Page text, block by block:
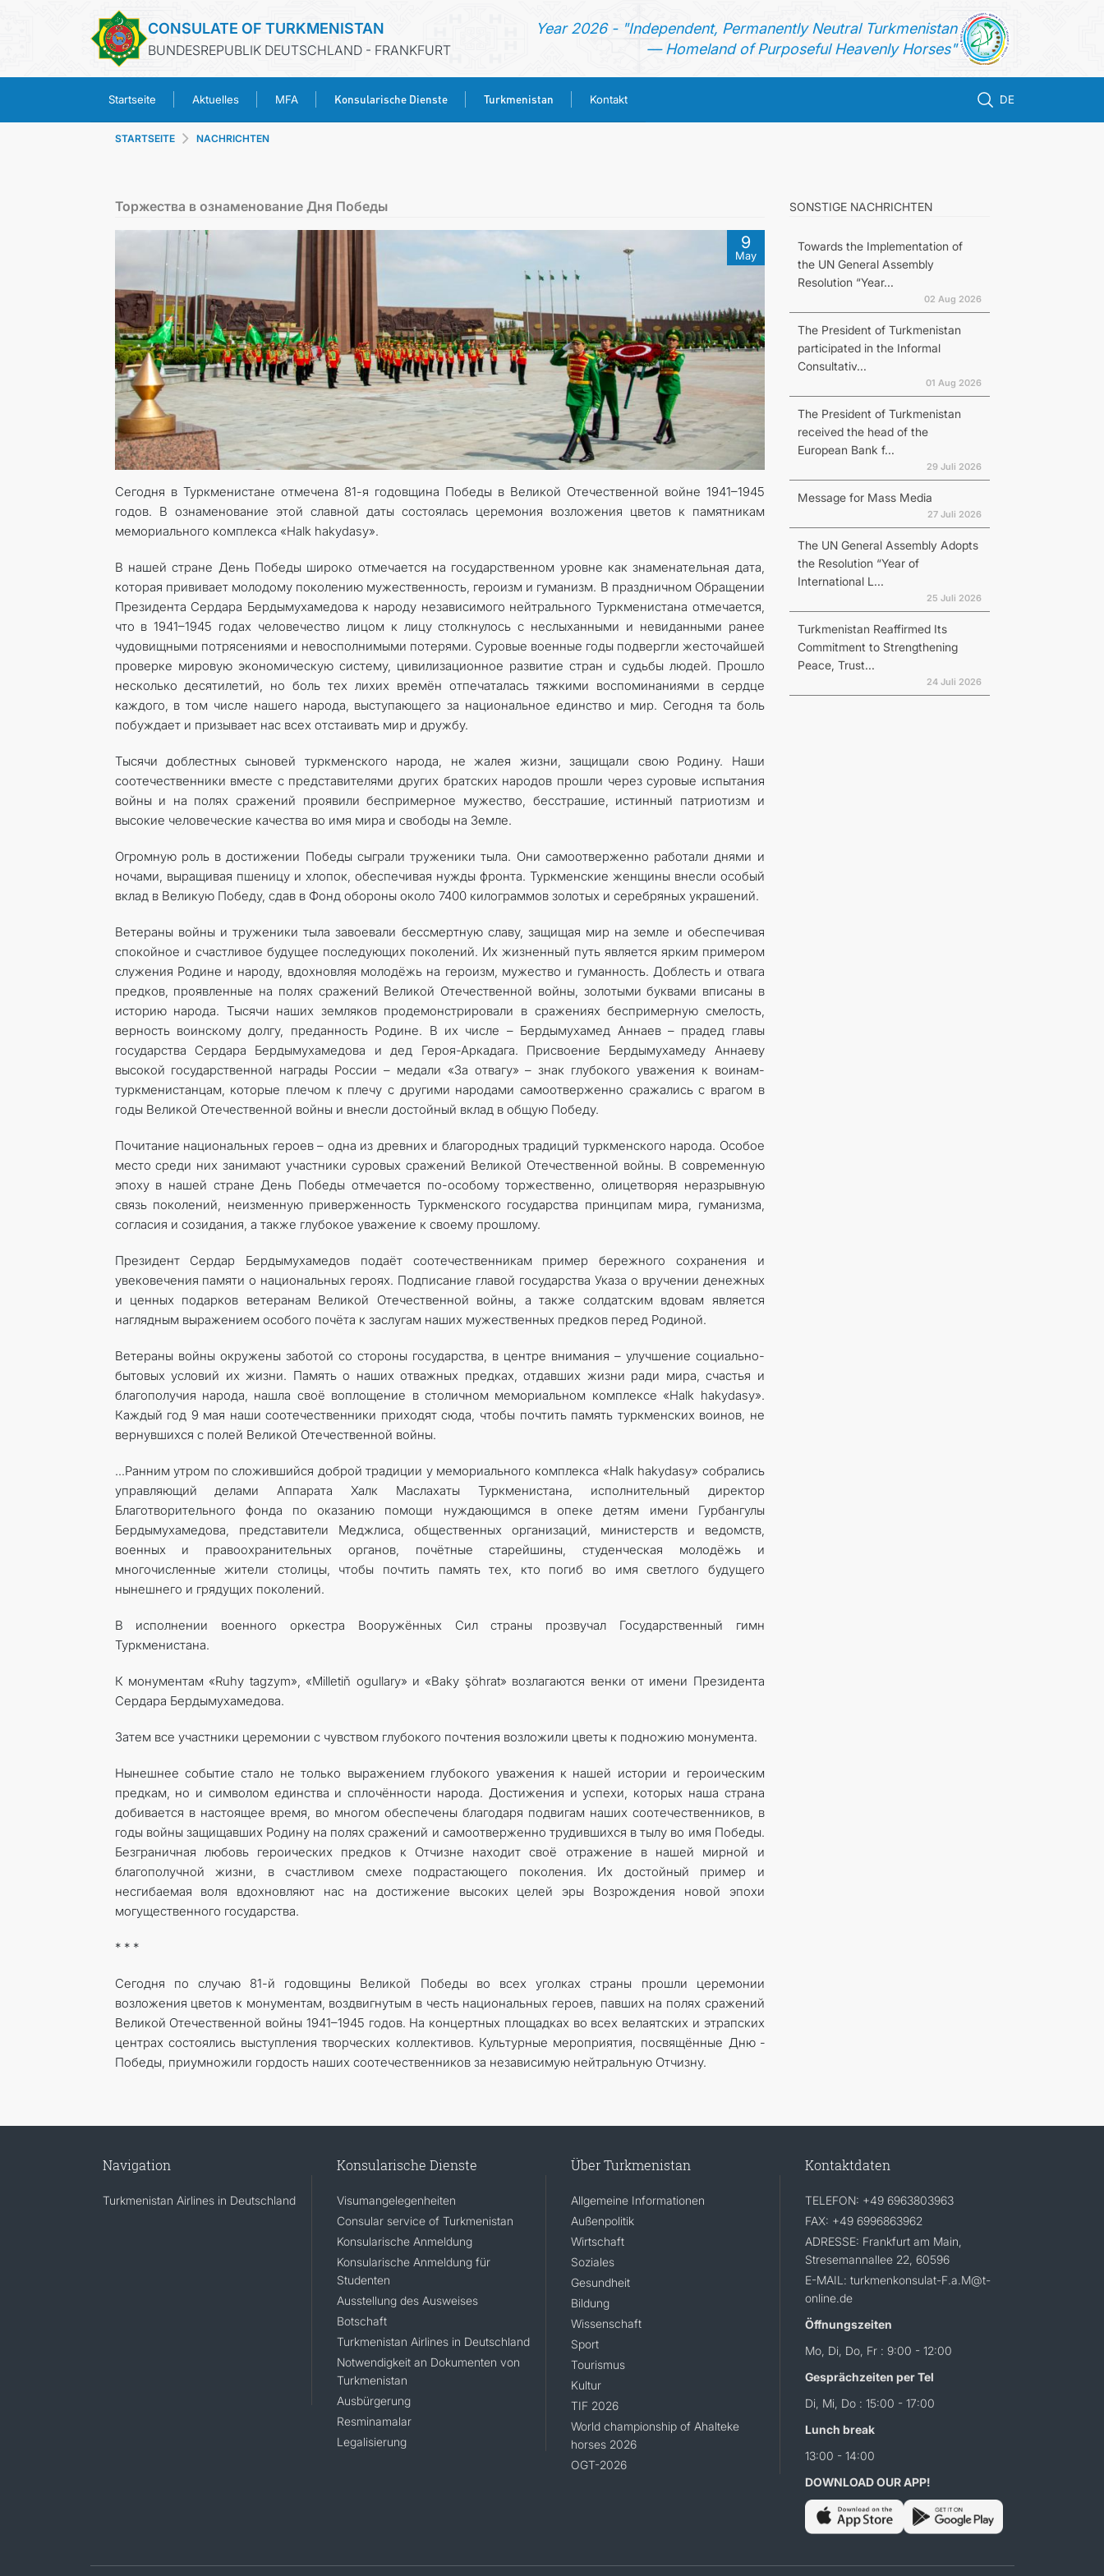
CONSULATE OF TURKMENISTAN
BUNDESREPUBLIK DEUTSCHLAND - FRANKFURT
Year 2026 - "Independent, Permanently Neutral Turkmenistan
— Homeland of Purposeful Heavenly Horses"
Startseite Aktuelles MFA Konsularische Dienste Turkmenistan Kontakt DE
MFA
KONSULARISCHE DIENSTE
TURKMENISTAN
KONTAKT
STARTSEITE NACHRICHTEN
Торжества в ознаменование Дня Победы
9
May
Сегодня в Туркменистане отмечена 81-я годовщина Победы в Великой Отечественной ­войне 1941–1945
годов. В ознаменование этой славной даты состоялась церемония возложения цветов к памятникам
мемориального комплекса «Halk hakydasy».
В нашей стране День Победы широко отмечается на государственном уровне как знаменательная дата,
которая прививает молодому поколению мужественность, героизм и гуманизм. В праздничном Обращении
Президента Сердара Бердымухамедова к народу независимого нейтрального Туркменистана отмечается,
что в 1941–1945 годах человечество лицом к лицу столкнулось с неслыханными и невиданными ранее
чудовищными потрясениями и невосполнимыми потерями. Суровые военные годы подвергли жесточайшей
проверке мировую экономическую систему, цивилизационное развитие стран и судьбы людей. Прошло
несколько десятилетий, но боль тех лихих времён отпечаталась тяжкими воспоминаниями в сердце
каждого, в том числе нашего народа, выступающего за национальное единство и мир. Сегодня та боль
побуждает и призывает нас всех отстаивать мир и дружбу.
Тысячи доблестных сыновей туркменского народа, не жалея жизни, защищали свою Родину. Наши
соотечественники вместе с представителями других братских народов прошли через суровые испытания
войны и на полях сражений проявили беспримерное мужество, бесстрашие, истинный патриотизм и
высокие человеческие качества во имя мира и свободы на Земле.
Огромную роль в достижении ­Победы сыграли труженики тыла. Они самоотверженно работали днями и
ночами, выращивая пшеницу и хлопок, обеспечивая нужды фронта. Туркменские женщины внесли особый
вклад в Великую Победу, сдав в Фонд обороны около 7400 килограммов золотых и серебряных украшений.
Ветераны войны и труженики тыла завое­вали бессмертную славу, защищая мир на земле и обеспечивая
спокойное и счастливое будущее последующих поколений. Их жизненный путь является ярким примером
служения Родине и народу, вдохновляя молодёжь на героизм, мужество и гуманность. Доблесть и отвага
предков, проявленные на полях сражений Великой Отечественной вой­ны, золотыми буквами вписаны в
историю народа. Тысячи наших земляков продемонстрировали в сражениях беспримерную смелость,
верность воинскому долгу, преданность Родине. В их числе – Бердымухамед Аннаев – прадед главы
государства Сердара Бердымухамедова и дед ­Героя-Аркадага. Присвоение ­Бердымухамеду Аннаеву
высокой государственной награды России – медали «За отвагу» – знак глубокого уважения к воинам-
туркменистанцам, которые плечом к плечу с другими народами самоотверженно сражались с врагом в
годы Великой ­Отечественной войны и внесли достойный вклад в общую Победу.
Почитание национальных героев – одна из древних и благородных традиций туркменского народа. Особое
место среди них занимают участники суровых сражений Великой Отечественной войны. В современную
эпоху в нашей стране День Победы отмечается по-особому торжественно, олицетворяя неразрывную
связь поколений, неизменную приверженность Туркменского государства принципам мира, гуманизма,
согласия и созидания, а также глубокое уважение к своему прошлому.
Президент Сердар Бердымухамедов подаёт соотечественникам пример бережного сохранения и
увековечения памяти о национальных героях. Подписание главой государства Указа о вручении денежных
и ценных подарков ветеранам Великой Отечественной ­войны, а также солдатским вдовам является
наглядным выражением особого почёта к заслугам наших мужественных предков перед Родиной.
Ветераны войны окружены заботой со стороны государства, в центре внимания – улучшение социально-
бытовых условий их жизни. Память о наших отважных предках, отдавших жизни ради мира, счастья и
благополучия народа, нашла своё воплощение в столичном мемориальном комплексе «Halk hakydasy».
Каждый год 9 мая наши соотечественники приходят сюда, чтобы почтить память туркменских воинов, не
вернувшихся с полей Великой Оте­чественной войны.
…Ранним утром по сложившийся доброй традиции у мемориального комплекса «Halk hakydasy» собрались
управляющий делами Аппарата Халк Маслахаты Туркменистана, исполнительный директор
Благотворительного фонда по оказанию помощи нуждающимся в опеке детям имени Гурбангулы
Бердымухамедова, представители ­Меджлиса, общественных организаций, министерств и ведомств,
военных и правоохранительных органов, почётные старейшины, студенческая молодёжь и
многочисленные жители столицы, чтобы почтить память тех, кто погиб во имя светлого будущего
нынешнего и грядущих поколений.
В исполнении военного оркестра Вооружённых Сил страны прозвучал Государственный гимн
Туркменистана.
К монументам «Ruhy tagzym», «Milletiň ogullary» и «Baky şöhrat» возлагаются венки от имени Президента
Сердара Бердымухамедова.
Затем все участники церемонии с чувством глубокого почтения возложили цветы к подножию монумента.
Нынешнее событие стало не только выражением глубокого уважения к нашей истории и героическим
предкам, но и символом единства и сплочённости народа. Достижения и успехи, которых наша страна
добивается в настоящее время, во многом обеспечены благодаря подвигам наших соотечественников, в
годы войны защищавших Родину на полях сражений и самоотверженно трудившихся в тылу во имя Победы.
Безграничная любовь героических предков к Отчизне находит своё отражение в нашей мирной и
благополучной жизни, в счастливом смехе подрастающего поколения. Их достойный пример и
несгибаемая воля вдохновляют нас на достижение высоких целей эры Возрождения новой эпохи
могущественного государства.
* * *
Сегодня по случаю 81-й годовщины Великой Победы во всех уголках страны прошли церемонии
возложения цветов к монументам, воздвигнутым в честь национальных героев, павших на полях сражений
Великой Отечественной ­войны 1941–1945 годов. На концертных площадках во всех велаятских и этрапских
центрах состоялись выступления творческих коллективов. Культурные мероприятия, посвящённые Дню ­
Победы, приумножили гордость наших соотечественников за независимую нейтральную Отчизну.
SONSTIGE NACHRICHTEN
Towards the Implementation of
the UN General Assembly
Resolution “Year...
02 Aug 2026
The President of Turkmenistan
participated in the Informal
Consultativ...
01 Aug 2026
The President of Turkmenistan
received the head of the
European Bank f...
29 Juli 2026
Message for Mass Media
27 Juli 2026
The UN General Assembly Adopts
the Resolution “Year of
International L...
25 Juli 2026
Turkmenistan Reaffirmed Its
Commitment to Strengthening
Peace, Trust...
24 Juli 2026
Navigation
Turkmenistan Airlines in Deutschland
Konsularische Dienste
Visumangelegenheiten
Consular service of Turkmenistan
Konsularische Anmeldung
Konsularische Anmeldung für
Studenten
Ausstellung des Ausweises
Botschaft
Turkmenistan Airlines in Deutschland
Notwendigkeit an Dokumenten von
Turkmenistan
Ausbürgerung
Resminamalar
Legalisierung
Über Turkmenistan
Allgemeine Informationen
Außenpolitik
Wirtschaft
Soziales
Gesundheit
Bildung
Wissenschaft
Sport
Tourismus
Kultur
TIF 2026
World championship of Ahalteke
horses 2026
OGT-2026
Kontaktdaten
TELEFON: +49 6963803963
FAX: +49 6996863962
ADRESSE: Frankfurt am Main,
Stresemannallee 22, 60596
E-MAIL: turkmenkonsulat-F.a.M@t-
online.de
Öffnungszeiten
Mo, Di, Do, Fr : 9:00 - 12:00
Gesprächzeiten per Tel
Di, Mi, Do : 15:00 - 17:00
Lunch break
13:00 - 14:00
DOWNLOAD OUR APP!